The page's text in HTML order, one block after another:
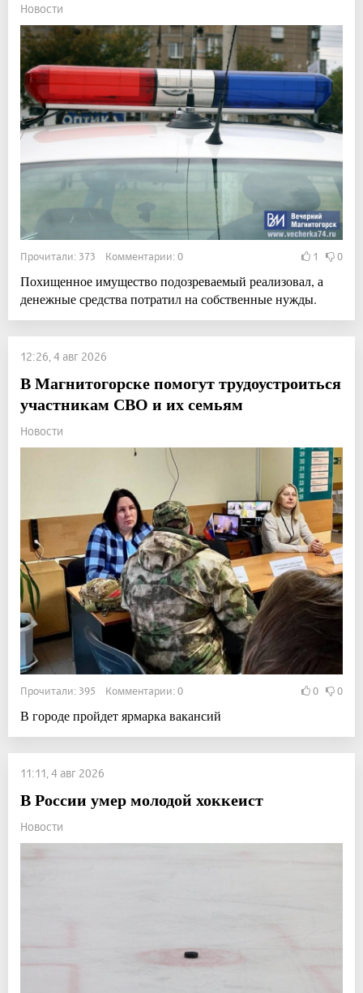
Новости
Прочитали: 373 Комментарии: 0 1 0
Похищенное имущество подозреваемый реализовал, а
денежные средства потратил на собственные нужды.
12:26, 4 авг 2026
В Магнитогорске помогут трудоустроиться
участникам СВО и их семьям
Новости
Прочитали: 395 Комментарии: 0 0 0
В городе пройдет ярмарка вакансий
11:11, 4 авг 2026
В России умер молодой хоккеист
Новости